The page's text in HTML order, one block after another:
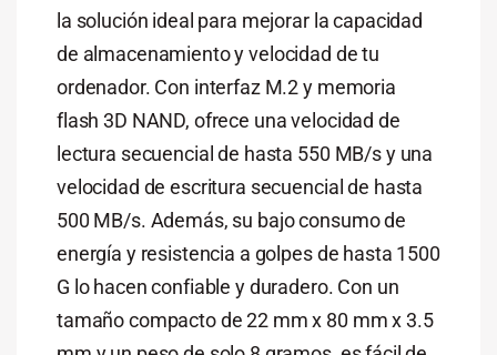
la solución ideal para mejorar la capacidad
de almacenamiento y velocidad de tu
ordenador. Con interfaz M.2 y memoria
flash 3D NAND, ofrece una velocidad de
lectura secuencial de hasta 550 MB/s y una
velocidad de escritura secuencial de hasta
500 MB/s. Además, su bajo consumo de
energía y resistencia a golpes de hasta 1500
G lo hacen confiable y duradero. Con un
tamaño compacto de 22 mm x 80 mm x 3.5